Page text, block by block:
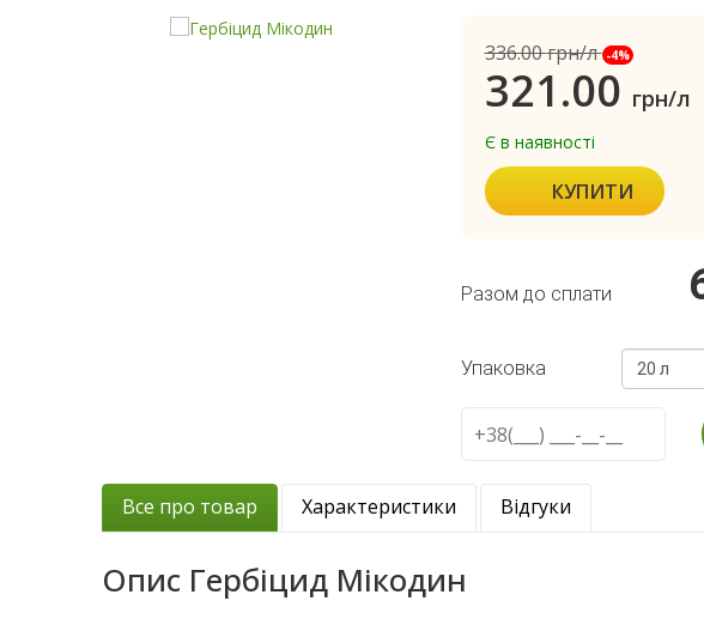
336.00грн/л -4%
321.00 грн/л
Є в наявності
КУПИТИ
Разом до сплати
Упаковка 20 л
Все про товар Характеристики Відгуки
Опис Гербіцид Мікодин